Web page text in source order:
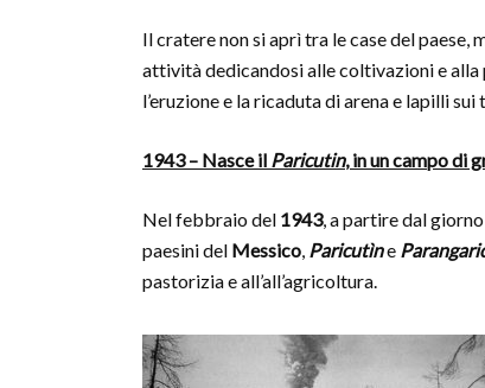
Il cratere non si aprì tra le case del
attività dedicandosi alle coltivazioni e alla
l’eruzione e la ricaduta di arena e lapilli
1943 – Nasce il Paricutin, in un campo di
Nel febbraio del 1943, a partire dal
paesini del Messico, Paricutìne
pastorizia e all’all’agricoltura.